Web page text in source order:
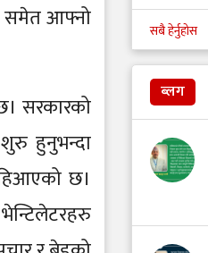
समेत आफ्नो
सरकारको
हुनुभन्दा
छ।
सबै हेर्नुहोस
ब्लग